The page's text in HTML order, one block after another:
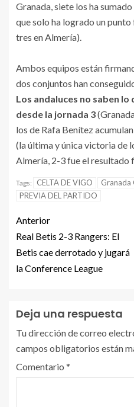
Granada, siete los ha
que solo ha logrado un
tres en Almería).
Ambos equipos están
dos conjuntos han
Los andaluces no saben
desde la jornada 3
los de Rafa Benítez acumulan
(la última y única victoria de
Almería, 2-3 fue el resultado
Tags: CELTA DE VIGO Granada
PREVIA DEL PARTIDO
Anterior
Real Betis 2-3 Rangers: El
Betis cae derrotado y jugará
la Conference League
Deja una respuesta
Tu dirección de correo
campos obligatorios están
Comentario *